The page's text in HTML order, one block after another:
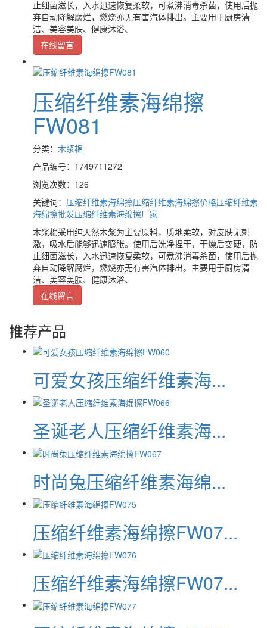
止细菌滋长，入水迅速恢复柔软，可煮沸消毒杀菌，使用后抛
弃自动降解腐烂，燃烧亦无有害汽体排出。主要用于厨房清
洁、美容美肤、健康沐浴、
在线留言
压缩纤维素海绵擦
FW081
分类： 木浆棉
产品编号：1749711272
浏览次数：126
关键词： 压缩纤维素海绵擦压缩纤维素海绵擦价格压缩纤维素
海绵擦批发压缩纤维素海绵擦厂家
木浆棉采用纯天然木浆为主要原料，质地柔软，对皮肤无刺
激，吸水后能够迅速膨胀。使用后洗净捏干，干燥后变硬，防
止细菌滋长，入水迅速恢复柔软，可煮沸消毒杀菌，使用后抛
弃自动降解腐烂，燃烧亦无有害汽体排出。主要用于厨房清
洁、美容美肤、健康沐浴、
在线留言
推荐产品
可爱女孩压缩纤维素海...
圣诞老人压缩纤维素海...
时尚兔压缩纤维素海绵...
压缩纤维素海绵擦FW07...
压缩纤维素海绵擦FW07...